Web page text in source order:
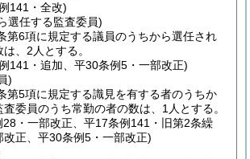
141・全改)
選任する監査委員)
第6項に規定する議員のうちから選任され
、2人とする。
141・追加、平30条例5・一部改正)
)
第5項に規定する識見を有する者のうちか
委員のうち常勤の者の数は、1人とする。
28・一部改正、平17条例141・旧第2条繰
改正、平30条例5・一部改正)